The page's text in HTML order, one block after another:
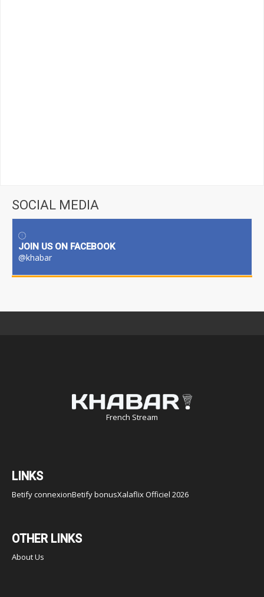
SOCIAL MEDIA
JOIN US ON FACEBOOK
@khabar
French Stream
LINKS
Betify connexionBetify bonusXalaflix Officiel 2026
OTHER LINKS
About Us